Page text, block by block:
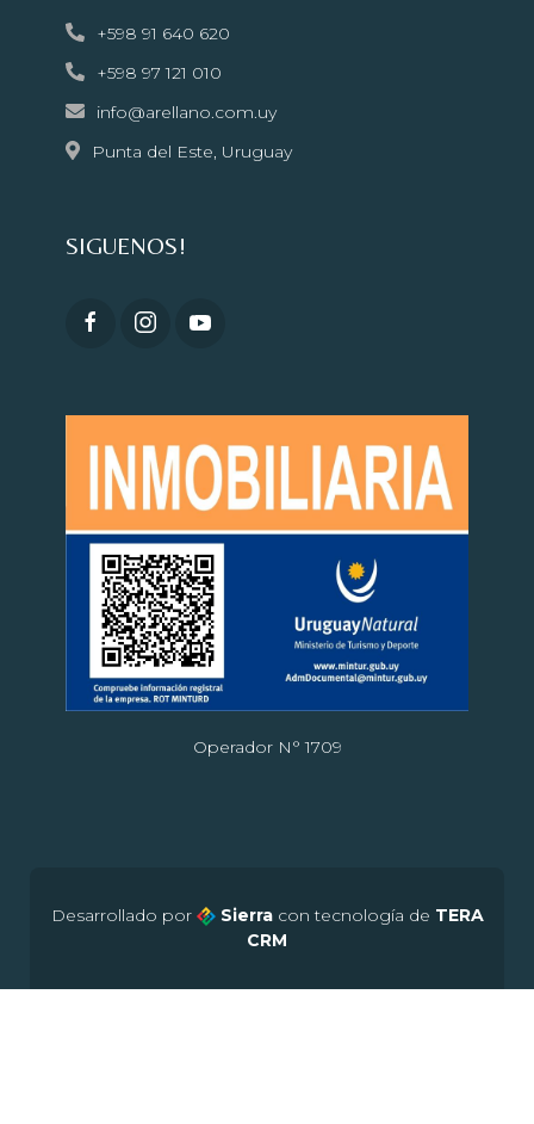
+598 91 640 620
+598 97 121 010
info@arellano.com.uy
Punta del Este, Uruguay
SIGUENOS!
Operador N° 1709
Desarrollado por Sierra con tecnología de TERA
CRM